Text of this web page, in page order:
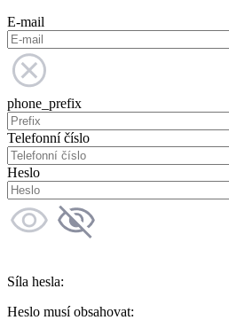
E-mail
phone_prefix
Telefonní číslo
Heslo
Síla hesla:
Heslo musí obsahovat: